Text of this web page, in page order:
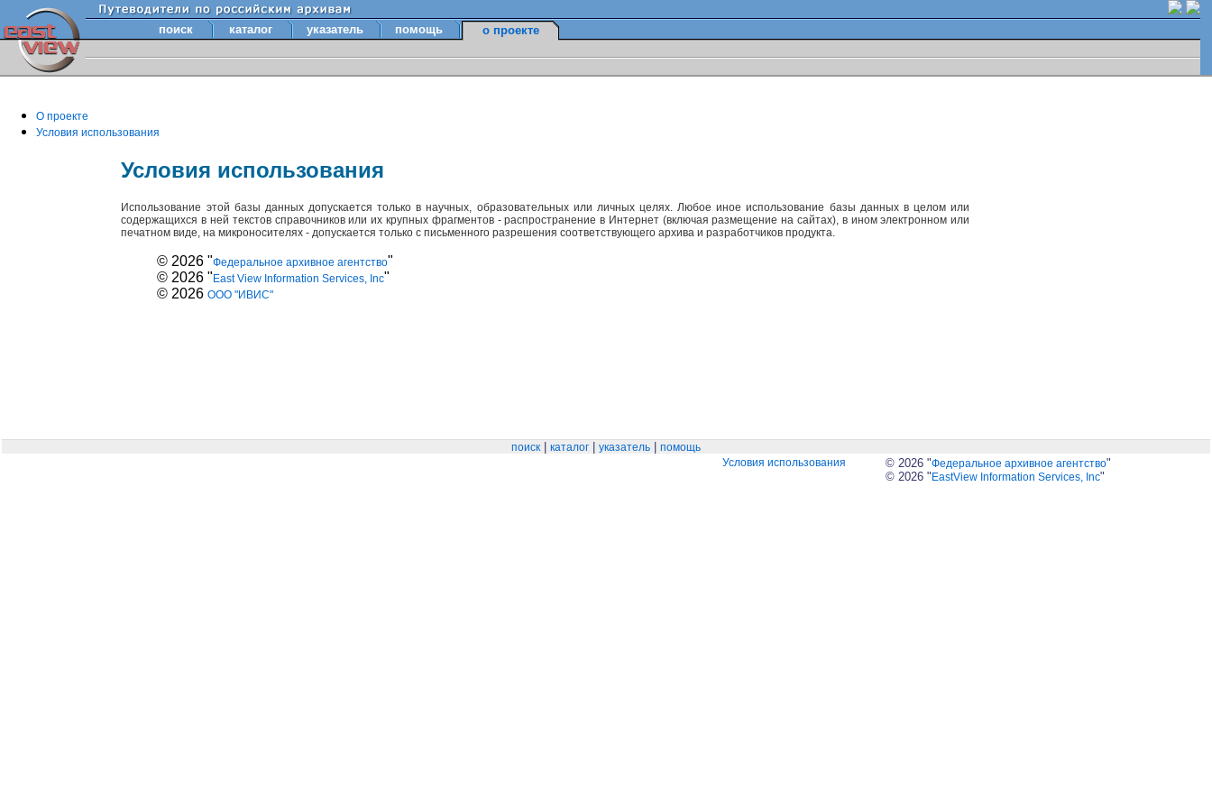
поиск каталог указатель помощь о проекте
О проекте
Условия использования
Условия использования
Использование этой базы данных допускается только в научных, образовательных или личных целях. Любое иное использование базы данных в целом или
содержащихся в ней текстов справочников или их крупных фрагментов - распространение в Интернет (включая размещение на сайтах), в ином электронном или
печатном виде, на микроносителях - допускается только с письменного разрешения соответствующего архива и разработчиков продукта.
© 2026 "Федеральное архивное агентство"
© 2026 " East View Information Services, Inc"
© 2026ООО "ИВИС"
поиск каталог указатель
помощь
Условия использования
© 2026 "Федеральное архивное агентство"
© 2026 " EastView Information Services, Inc"